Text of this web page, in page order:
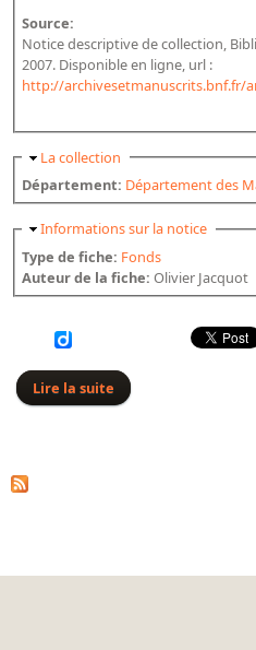
Source:
Notice descriptive de collection,
2007. Disponible en ligne, url :
http://archivesetmanuscrits.bnf.fr/
Masquer
La collection
Département: Département des
Masquer
Informations sur la notice
Type de fiche: Fonds
Auteur de la fiche:Olivier Jacquot
Lire la suite de Américain